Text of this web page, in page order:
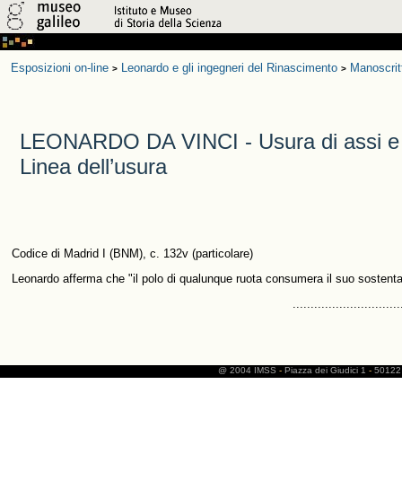
Esposizioni on-line > Leonardo e gli ingegneri del Rinascimento >
LEONARDO DA VINCI - Usura di assi
Linea dell’usura
Codice di Madrid I (BNM), c. 132v (particolare)
Leonardo afferma che "il polo di qualunque ruota consumera il suo
@ 2004 IMSS - Piazza dei Giudici 1 - 50122